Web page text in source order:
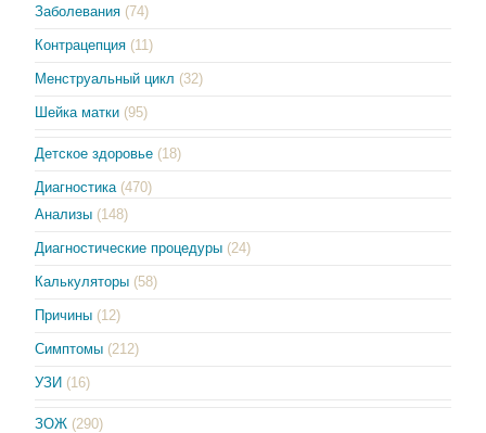
Заболевания (74)
Контрацепция (11)
Менструальный цикл (32)
Шейка матки (95)
Детское здоровье (18)
Диагностика (470)
Анализы (148)
Диагностические процедуры (24)
Калькуляторы (58)
Причины (12)
Симптомы (212)
УЗИ (16)
ЗОЖ (290)